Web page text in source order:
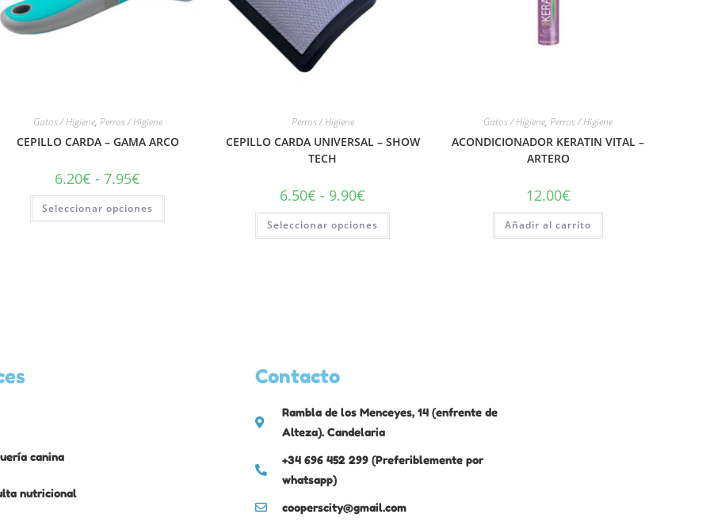
Gatos / Higiene, Perros / Higiene
CEPILLO CARDA – GAMA ARCO
6.20€ - 7.95€
Seleccionar opciones
Perros / Higiene
CEPILLO CARDA UNIVERSAL – SHOW
TECH
6.50€ - 9.90€
Seleccionar opciones
Gatos / Higiene,Perros / Higiene
ACONDICIONADOR KERATIN VITAL –
ARTERO
12.00€
Añadir al carrito
canina
nutricional
Contacto
Rambla de los Menceyes, 14 (enfrente de
Alteza). Candelaria
+34 696 452 299 (Preferiblemente por
whatsapp)
cooperscity@gmail.com